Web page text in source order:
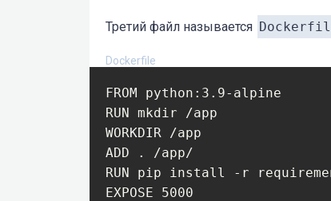
Третий файл называется
Dockerfile
FROM python:3.9-alpine
RUN mkdir /app
WORKDIR /app
ADD . /app/
RUN pip install -r
EXPOSE 5000